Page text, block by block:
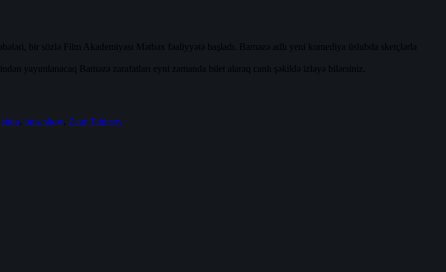
bir sözlə Film Akademiyası Mətbəx fəaliyyətə başladı. Baməzə adlı yeni komediya üslubda sketçlərlə
yayımlanacaq Baməzə zarafatları eyni zamanda bilet alaraq canlı şəkildə izləyə bilərsiniz.
, bmz show, Zaur Tahirsoy